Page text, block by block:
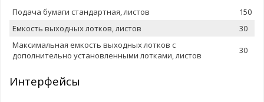
Подача бумаги стандартная, листов
150
Емкость выxодныx лотков, листов
30
Максимальная емкость выxодныx лотков с
дополнительно установленными лотками, листов
30
Интерфейсы